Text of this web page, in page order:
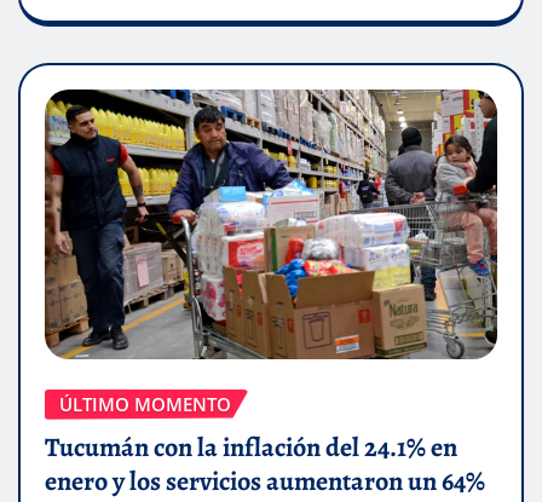
ÚLTIMO MOMENTO
Tucumán con la inflación del 24.1% en
enero y los servicios aumentaron un 64%